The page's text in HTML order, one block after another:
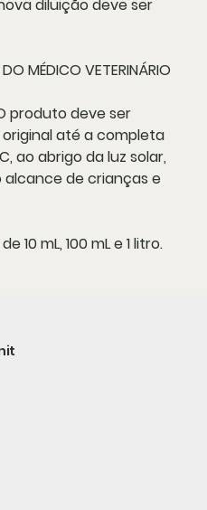
diluição deve ser
MÉDICO VETERINÁRIO
produto deve ser
até a completa
ao abrigo da luz solar,
de crianças e
10 mL, 100 mL e 1 litro.